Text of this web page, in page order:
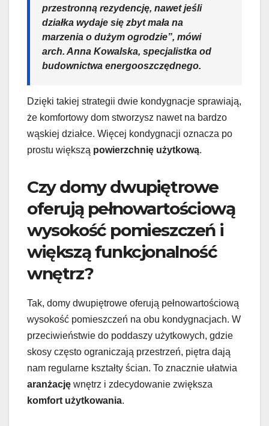
przestronną rezydencję, nawet jeśli
działka wydaje się zbyt mała na
marzenia o dużym ogrodzie”, mówi
arch. Anna Kowalska, specjalistka od
budownictwa energooszczędnego.
Dzięki takiej strategii dwie kondygnacje sprawiają,
że komfortowy dom stworzysz nawet na bardzo
wąskiej działce. Więcej kondygnacji oznacza po
prostu większą powierzchnię użytkową.
Czy domy dwupiętrowe
oferują pełnowartościową
wysokość pomieszczeń i
większą funkcjonalność
wnętrz?
Tak, domy dwupiętrowe oferują pełnowartościową
wysokość pomieszczeń na obu kondygnacjach. W
przeciwieństwie do poddaszy użytkowych, gdzie
skosy często ograniczają przestrzeń, piętra dają
nam regularne kształty ścian. To znacznie ułatwia
aranżację wnętrz i zdecydowanie zwiększa
komfort użytkowania.